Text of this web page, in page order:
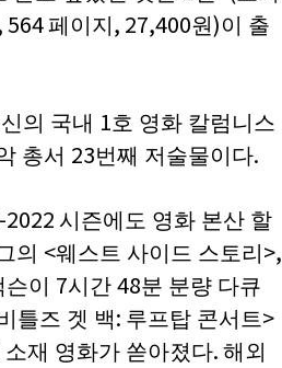
564페이지 , 27,400원)이 출
의 국내 1호 영화 칼럼니스
총서 23번째 저술물이다.
2022 시즌에도 영화 본산 할
의 <웨스트 사이드 스토리 >,
이 7시간 48분 분량 다큐
틀즈 겟 백: 루프탑 콘서트>
재 영화가 쏟아졌다. 해외